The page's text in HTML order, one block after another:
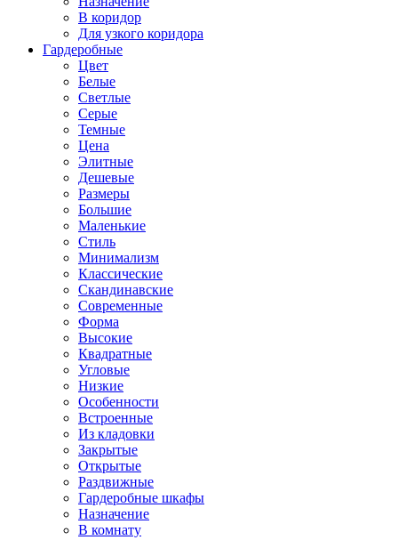
В коридор
Для узкого коридора
Гардеробные
Цвет
Белые
Светлые
Серые
Темные
Цена
Элитные
Дешевые
Размеры
Большие
Маленькие
Стиль
Минимализм
Классические
Скандинавские
Современные
Форма
Высокие
Квадратные
Угловые
Низкие
Особенности
Встроенные
Из кладовки
Закрытые
Открытые
Раздвижные
Гардеробные шкафы
Назначение
В комнату